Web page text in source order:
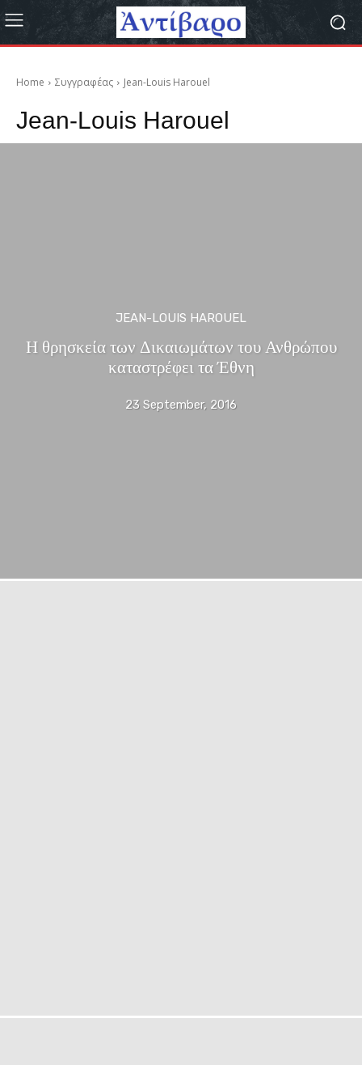
Home Συγγραφέας Jean-Louis Harouel
Jean-Louis Harouel
JEAN-LOUIS HAROUEL
Η θρησκεία των Δικαιωμάτων του Ανθρώπου
καταστρέφει τα Έθνη
23 September, 2016